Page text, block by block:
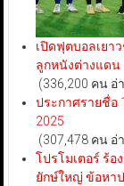
เปิดฟุตบอลเยา
ลูกหนังต่างแดน
(336,200 คน
ประกาศรายชื่อ
2025
(307,478 คน
โปรโมเตอร์ ร้อ
ยักษ์ใหญ่ ข้อหา